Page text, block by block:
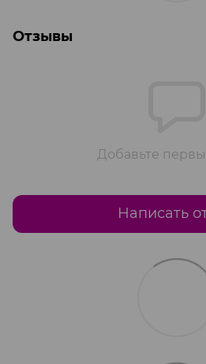
Отзывы
Добавьте
Написать